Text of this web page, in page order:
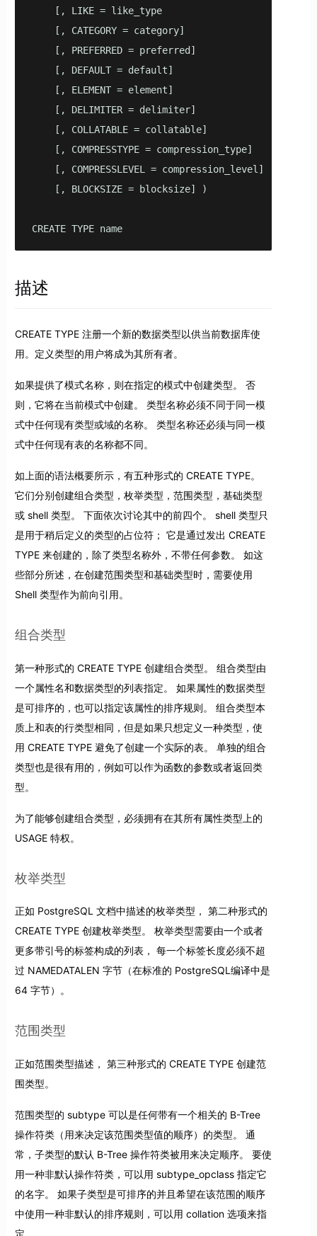
    [, LIKE = like_type
    [, CATEGORY = category]
    [, PREFERRED = preferred]
    [, DEFAULT = default]
    [, ELEMENT = element]
    [, DELIMITER = delimiter]
    [, COLLATABLE = collatable]
    [, COMPRESSTYPE = compression_type]
    [, COMPRESSLEVEL = compression_level]
    [, BLOCKSIZE = blocksize] )
CREATE TYPE name
描述
CREATE TYPE 注册一个新的数据类型以供当前数据库使
用。定义类型的用户将成为其所有者。
如果提供了模式名称，则在指定的模式中创建类型。 否
则，它将在当前模式中创建。 类型名称必须不同于同一模
式中任何现有类型或域的名称。 类型名称还必须与同一模
式中任何现有表的名称都不同。
如上面的语法概要所示，有五种形式的 CREATE TYPE。
它们分别创建组合类型，枚举类型，范围类型，基础类型
或 shell 类型。 下面依次讨论其中的前四个。 shell 类型只
是用于稍后定义的类型的占位符； 它是通过发出 CREATE
TYPE 来创建的，除了类型名称外，不带任何参数。 如这
些部分所述，在创建范围类型和基础类型时，需要使用
Shell 类型作为前向引用。
组合类型
第一种形式的 CREATE TYPE 创建组合类型。 组合类型由
一个属性名和数据类型的列表指定。 如果属性的数据类型
是可排序的，也可以指定该属性的排序规则。 组合类型本
质上和表的行类型相同，但是如果只想定义一种类型，使
用 CREATE TYPE 避免了创建一个实际的表。 单独的组合
类型也是很有用的，例如可以作为函数的参数或者返回类
型。
为了能够创建组合类型，必须拥有在其所有属性类型上的
USAGE 特权。
枚举类型
正如 PostgreSQL 文档中描述的枚举类型， 第二种形式的
CREATE TYPE 创建枚举类型。 枚举类型需要由一个或者
更多带引号的标签构成的列表， 每一个标签长度必须不超
过 NAMEDATALEN 字节（在标准的 PostgreSQL编译中是
64 字节）。
范围类型
正如范围类型描述， 第三种形式的 CREATE TYPE 创建范
围类型。
范围类型的 subtype 可以是任何带有一个相关的 B-Tree
操作符类（用来决定该范围类型值的顺序）的类型。 通
常，子类型的默认 B-Tree 操作符类被用来决定顺序。 要使
用一种非默认操作符类，可以用 subtype_opclass 指定它
的名字。 如果子类型是可排序的并且希望在该范围的顺序
中使用一种非默认的排序规则，可以用 collation 选项来指
定。